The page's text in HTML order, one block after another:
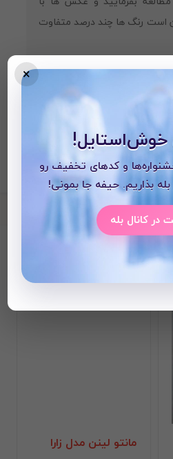
رنگ ها چند درصد متفاوت
شده
مانتو لینن مدل زارا
×
خوش‌استایل!
و کدهای تخفیف رو
بذاریم. حیفه جا بمونی!
در کانال بله